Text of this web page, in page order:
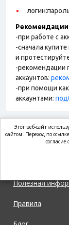
Рекомендации
-при работе с
-сначала
и
-рекомендации
аккаунтов:
-при помощи
аккаунтами:
Полезная
Правила
Этот веб-сайт
сайтом. Переход по
согласие с